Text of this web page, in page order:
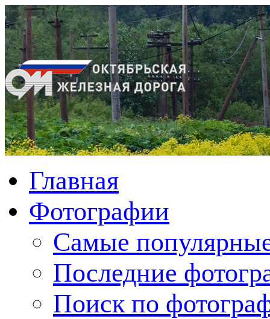
Главная
Фотографии
Cамые
Последние
Поиск по